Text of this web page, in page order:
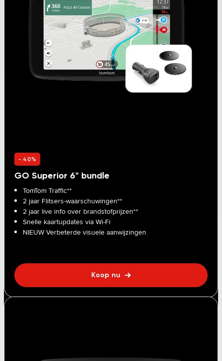
- 40%
GO Superior 6" bundle
TomTom Traffic**
2 jaar Flitsers-waarschuwingen**
2 jaar live info over brandstofprijzen**
Snelle kaartupdates via Wi-Fi
NIEUW Verbeterde visuele aanwijzingen
Koop nu